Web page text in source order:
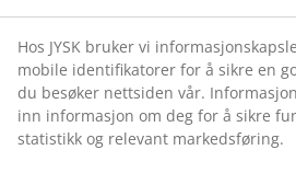
Hos JYSK bruker vi
mobile identifikatorer for å sikre en
du besøker nettsiden vår.
inn informasjon om deg for å sikre
statistikk og relevant markedsføring.